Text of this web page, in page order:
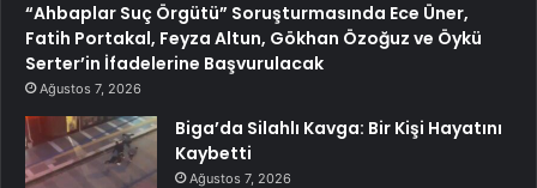
“Ahbaplar Suç Örgütü” Soruşturmasında Ece Üner,
Fatih Portakal, Feyza Altun, Gökhan Özoğuz ve Öykü
Serter’in İfadelerine Başvurulacak
Ağustos 7, 2026
Biga’da Silahlı Kavga: Bir Kişi Hayatını
Kaybetti
Ağustos 7, 2026